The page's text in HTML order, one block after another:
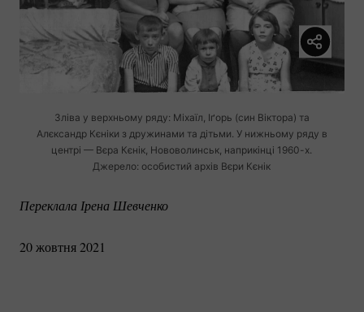
Зліва у верхньому ряду: Міхаїл, Іґорь (син Віктора) та
Алєксандр Кєніки з дружинами та дітьми. У нижньому ряду в
центрі — Вєра Кєнік, Нововолинськ, наприкінці 1960-х.
Джерело: особистий архів Вєри Кєнік
Переклала Ірена Шевченко
20 жовтня 2021